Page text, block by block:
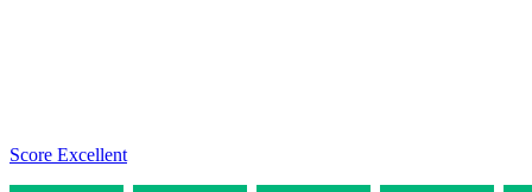
Score Excellent